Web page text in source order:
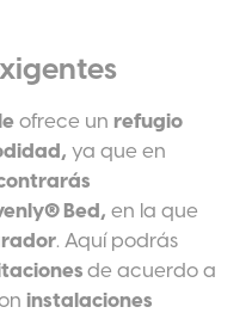
ofrece un refugio
ya que en
Bed, en la que
. Aquí podrás
de acuerdo a
instalaciones